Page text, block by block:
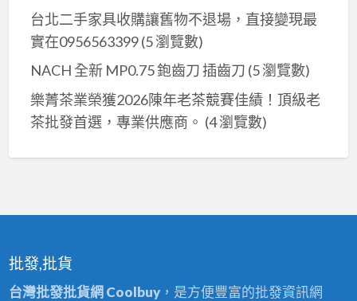
台北二手家具收購讓舊物不退場，直接變現最
實在0956563399(5 瀏覽數)
NACH 全新 MP0.75 鉋齒刀 插齒刀 (5 瀏覽數)
樂菁茶業榮獲2026陳年老茶競賽佳績！頂級老
茶批發首選，專業供應商。 (4 瀏覽數)
批發,批貨
台灣批發批貨網 Coolbuy，是方便豐富的批發資訊網